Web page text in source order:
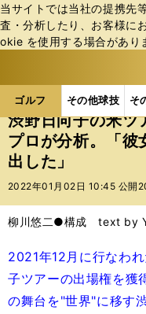
当サイトでは当社の提携先
査・分析したり、お客様に
okie を使⽤する場合があり
ゴルフ その他球技 そ
ス
ポ
ル
テ
ー
バ
ゴルフの記事一覧
渋野日向子の米ツ
プロが分析。「彼
出した」
2022年01月02日 10:45 公開
柳川悠二●構成 text by
2021年12月に行なわ
子ツアーの出場権を獲
の舞台を"世界"に移す